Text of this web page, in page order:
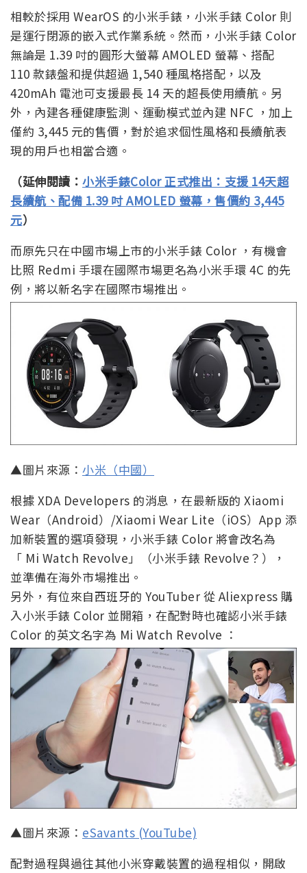
相較於採用 WearOS 的小米手錶，小米手錶 Color 則
是運行閉源的嵌入式作業系統。然而，小米手錶 Color
無論是 1.39 吋的圓形大螢幕 AMOLED 螢幕、搭配
110 款錶盤和提供超過 1,540 種風格搭配，以及
420mAh 電池可支援最長 14 天的超長使用續航。另
外，內建各種健康監測、運動模式並內建 NFC ，加上
僅約 3,445 元的售價，對於追求個性風格和長續航表
現的用戶也相當合適。
（延伸閱讀： 小米手錶Color 正式推出：支援 14天超
長續航、配備 1.39 吋 AMOLED 螢幕，售價約 3,445
元）
而原先只在中國市場上市的小米手錶 Color ，有機會
比照 Redmi 手環在國際市場更名為小米手環 4C 的先
例，將以新名字在國際市場推出。
▲圖片來源： 小米（中國）
根據 XDA Developers 的消息，在最新版的 Xiaomi
Wear（Android）/Xiaomi Wear Lite（iOS）App 添
加新裝置的選項發現，小米手錶 Color 將會改名為
「 Mi Watch Revolve」（小米手錶 Revolve？），
並準備在海外市場推出。
另外，有位來自西班牙的 YouTuber 從 Aliexpress 購
入小米手錶 Color 並開箱，在配對時也確認小米手錶
Color 的英文名字為 Mi Watch Revolve ：
▲圖片來源： eSavants (YouTube)
配對過程與過往其他小米穿戴裝置的過程相似，開啟